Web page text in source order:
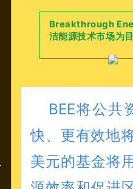
Breakthrough
洁能源技术市场为
BEE将公共
快、更有效地
美元的基金将